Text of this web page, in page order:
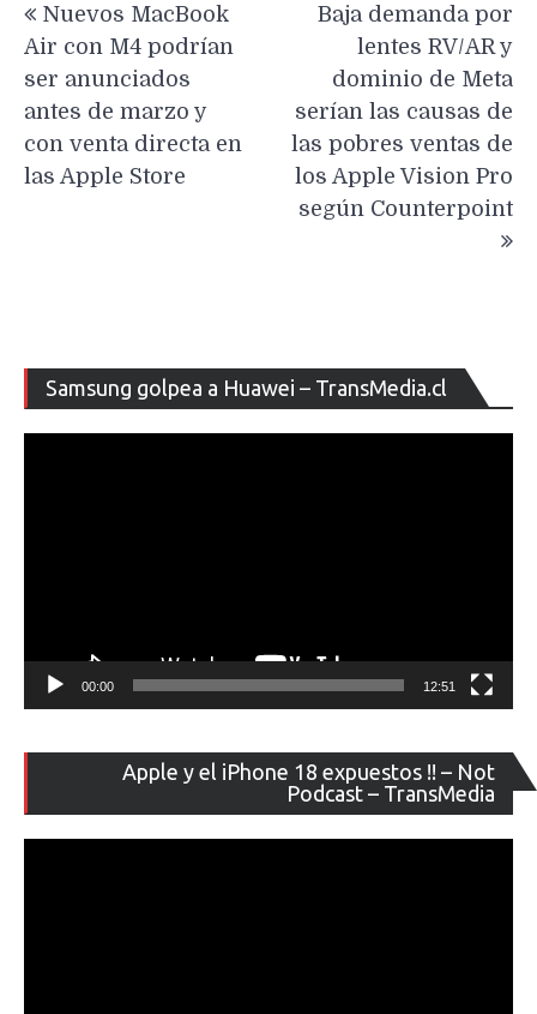
de
entradas
Nuevos MacBook
Air con M4 podrían
ser anunciados
antes de marzo y
con venta directa en
las Apple Store
Baja demanda por
lentes RV/AR y
dominio de Meta
serían las causas de
las pobres ventas de
los Apple Vision Pro
según Counterpoint
Samsung golpea a Huawei – TransMedia.cl
de
00:00 12:51
Apple y el iPhone 18 expuestos !! – Not
Podcast – TransMedia
de